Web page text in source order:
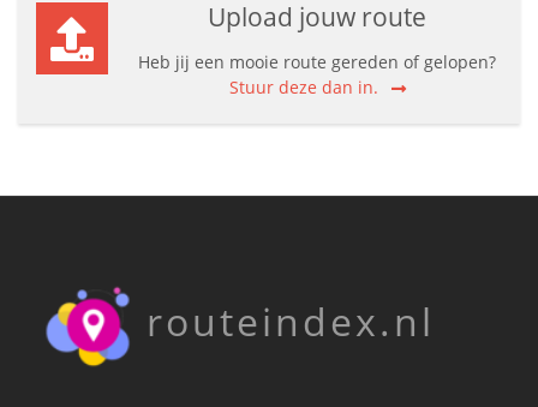
Upload jouw route
Heb jij een mooie route gereden of gelopen?
Stuur deze dan in.
routeindex.nl